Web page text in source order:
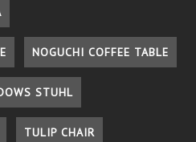
NOGUCHI COFFEE TABLE
STUHL
TULIP CHAIR